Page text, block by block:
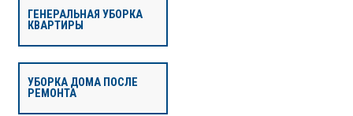
ГЕНЕРАЛЬНАЯ УБОРКА
КВАРТИРЫ
УБОРКА ДОМА ПОСЛЕ
РЕМОНТА